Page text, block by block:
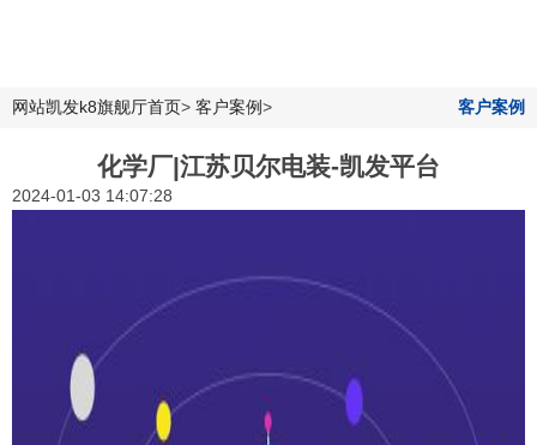
网站凯发k8旗舰厅首页> 客户案例> 客户案例
化学厂|江苏贝尔电装-凯发平台
2024-01-03 14:07:28